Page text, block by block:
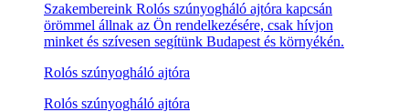
Szakembereink Rolós szúnyogháló ajtóra kapcsán
örömmel állnak az Ön rendelkezésére, csak hívjon
minket és szívesen segítünk Budapest és környékén.
Rolós szúnyogháló ajtóra
Rolós szúnyogháló ajtóra